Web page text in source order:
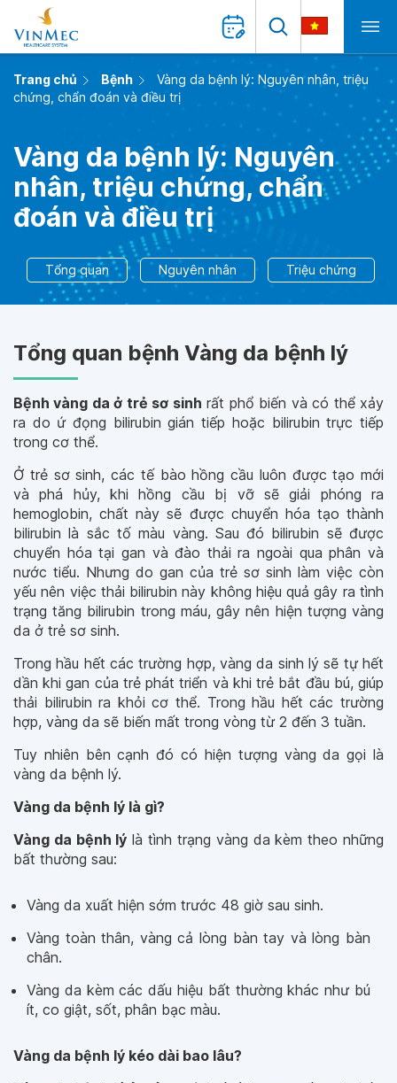
Trang chủ Bệnh
Vàng da bệnh lý: Nguyên nhân, triệu
chứng, chẩn đoán và điều trị
Vàng da bệnh lý: Nguyên
nhân, triệu chứng, chẩn
đoán và điều trị
Tổng quan Nguyên nhân Triệu chứng
Tổng quan bệnh Vàng da bệnh lý
Bệnh vàng da ở trẻ sơ sinh rất phổ biến và có thể xảy
ra do ứ đọng bilirubin gián tiếp hoặc bilirubin trực tiếp
trong cơ thể.
Ở trẻ sơ sinh, các tế bào hồng cầu luôn được tạo mới
và phá hủy, khi hồng cầu bị vỡ sẽ giải phóng ra
hemoglobin, chất này sẽ được chuyển hóa tạo thành
bilirubin là sắc tố màu vàng. Sau đó bilirubin sẽ được
chuyển hóa tại gan và đào thải ra ngoài qua phân và
nước tiểu. Nhưng do gan của trẻ sơ sinh làm việc còn
yếu nên việc thải bilirubin này không hiệu quả gây ra tình
trạng tăng bilirubin trong máu, gây nên hiện tượng vàng
da ở trẻ sơ sinh.
Trong hầu hết các trường hợp, vàng da sinh lý sẽ tự hết
dần khi gan của trẻ phát triển và khi trẻ bắt đầu bú, giúp
thải bilirubin ra khỏi cơ thể. Trong hầu hết các trường
hợp, vàng da sẽ biến mất trong vòng từ 2 đến 3 tuần.
Tuy nhiên bên cạnh đó có hiện tượng vàng da gọi là
vàng da bệnh lý.
Vàng da bệnh lý là gì?
Vàng da bệnh lý là tình trạng vàng da kèm theo những
bất thường sau:
Vàng da xuất hiện sớm trước 48 giờ sau sinh.
Vàng toàn thân, vàng cả lòng bàn tay và lòng bàn
chân.
Vàng da kèm các dấu hiệu bất thường khác như bú
ít, co giật, sốt, phân bạc màu.
Vàng da bệnh lý kéo dài bao lâu?